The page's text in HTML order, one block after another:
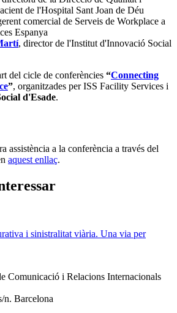
de l'Hospital Sant Joan de Déu
comercial de Serveis de Workplace a
Espanya
, director de l'Institut d'Innovació Social
del cicle de conferències “Connecting
”, organitzades per ISS Facility Services i
d'Esade.
assistència a la conferència a través del
aquest enllaç.
i sinistralitat viària. Una via per
Comunicació i Relacions Internacionals
n. Barcelona